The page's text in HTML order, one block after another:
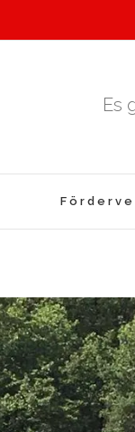
Es